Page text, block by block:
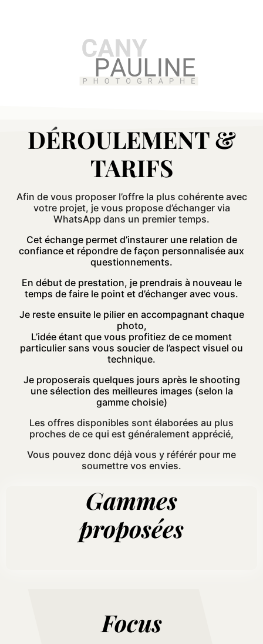
DÉROULEMENT &
TARIFS
Afin de vous proposer l’offre la plus cohérente avec
votre projet, je vous propose d’échanger via
WhatsApp dans un premier temps.
Cet échange permet d’instaurer une relation de
confiance et répondre de façon personnalisée aux
questionnements.
En début de prestation, je prendrais à nouveau le
temps de faire le point et d’échanger avec vous.
Je reste ensuite le pilier en accompagnant chaque
photo,
L’idée étant que vous profitiez de ce moment
particulier sans vous soucier de l’aspect visuel ou
technique.
Je proposerais quelques jours après le shooting
une sélection des meilleures images (selon la
gamme choisie)
Les offres disponibles sont élaborées au plus
proches de ce qui est généralement apprécié,
Vous pouvez donc déjà vous y référér pour me
soumettre vos envies.
Gammes
proposées
Focus